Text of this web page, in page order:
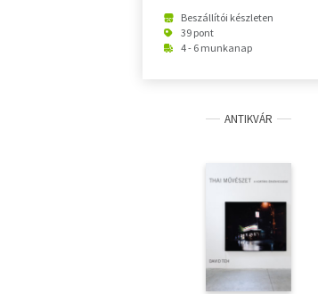
Beszállítói készleten
39 pont
4 - 6 munkanap
ANTIKVÁR